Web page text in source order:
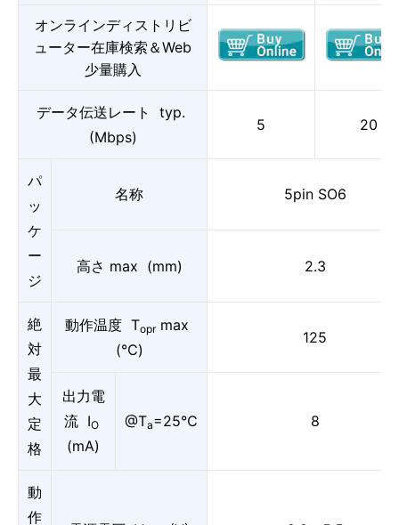
オンラインディストリビ
ューター在庫検索＆Web
少量購入
データ伝送レート typ.
(Mbps)
5 20
パ
ッ
ケ
ー
ジ
名称 5pin SO6
高さ max (mm) 2.3
絶
対
最
大
定
格
動作温度 Toprmax
(℃)
125
出力電
流 IO
(mA)
@Ta=25℃ 8
動
作